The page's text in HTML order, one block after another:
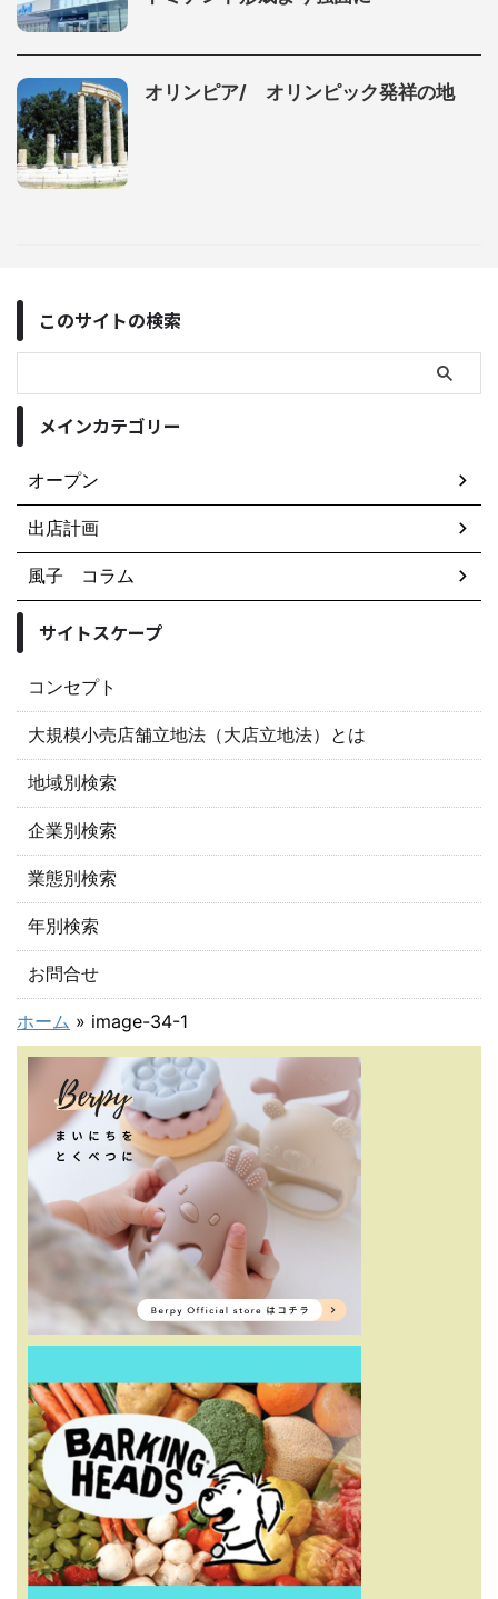
オリンピア/ オリンピック発祥の地
このサイトの検索
メインカテゴリー
オープン
出店計画
風子 コラム
サイトスケープ
コンセプト
大規模小売店舗立地法（大店立地法）とは
地域別検索
企業別検索
業態別検索
年別検索
お問合せ
ホーム » image-34-1